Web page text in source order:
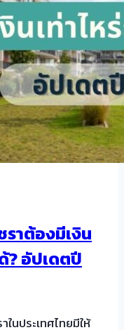
าต้องมีเงิน
? อัปเดตปี
นประเทศไทยมีให้